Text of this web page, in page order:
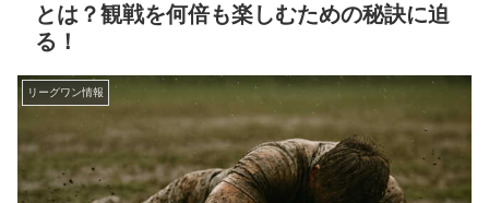
とは？観戦を何倍も楽しむための秘訣に迫
る！
リーグワン情報